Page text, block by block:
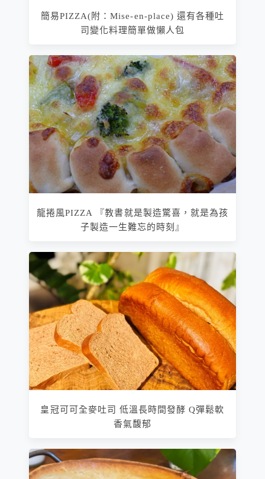
簡易PIZZA(附：Mise-en-place) 還有各種吐
司變化料理簡單做懶人包
龍捲風PIZZA 『教書就是製造驚喜，就是為孩
子製造一生難忘的時刻』
皇冠可可全麥吐司 低溫長時間發酵 Q彈鬆軟
香氣馥郁